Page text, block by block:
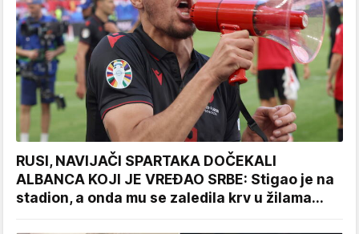
RUSI, NAVIJAČI SPARTAKA DOČEKALI
ALBANCA KOJI JE VREĐAO SRBE: Stigao je na
stadion, a onda mu se zaledila krv u žilama...